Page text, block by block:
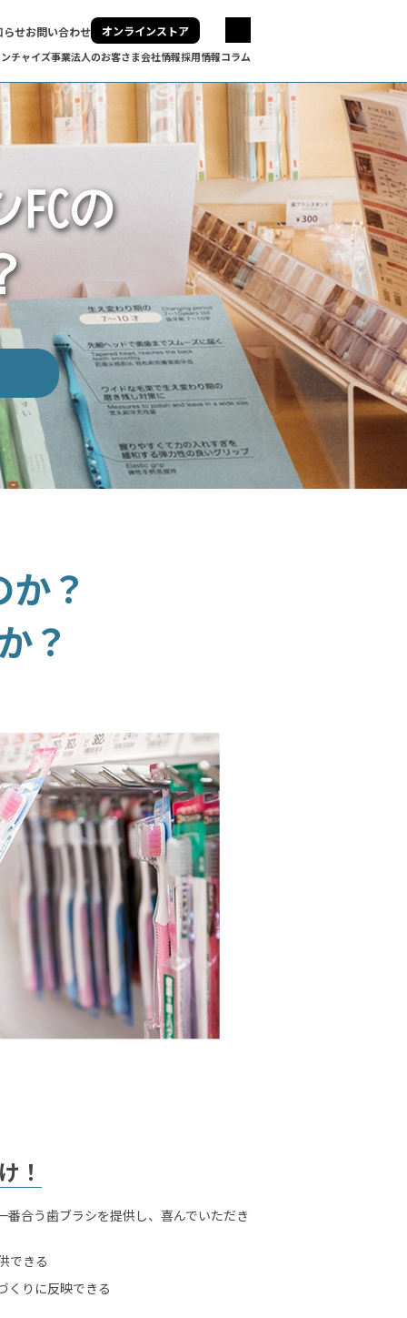
らせお問い合わせ オンラインストア
チャイズ事業法人のお客さま会社情報採用情報コラム
FCの
？
？
！
合う歯ブラシを提供し、喜んでいただき
できる
くりに反映できる